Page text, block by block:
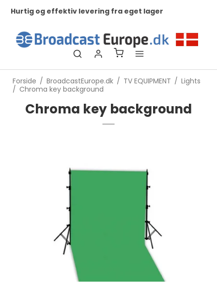
Hurtig og effektiv levering fra eget lager
Forside / BroadcastEurope.dk / TV EQUIPMENT / Lights
/ Chroma key background
Chroma key background